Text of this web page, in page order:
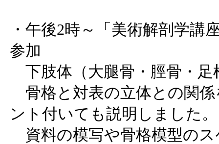
・午後2時～「美術解剖学講
参加
下肢体（大腿骨・脛骨・足
骨格と対表の立体との関
ント付いても説明しました。
資料の模写や骨格模型の